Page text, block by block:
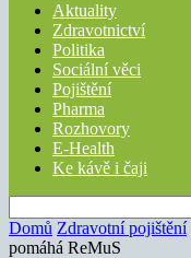
Aktuality
Zdravotnictví
Politika
Sociální věci
Pojištění
Pharma
Rozhovory
E-Health
Ke kávě i čaji
Domů Zdravotní pojištění
pomáhá ReMuS